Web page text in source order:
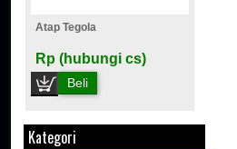
Atap Tegola
Rp (hubungi cs)
Beli
Kategori